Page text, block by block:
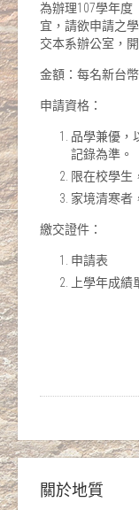
為辦理107學年度
宜，請欲申請之
交本系辦公室，
金額：每名新台幣
申請資格：
品學兼優，
記錄為準。
限在校學生
家境清寒者
繳交證件：
申請表
上學年成績
關於地質